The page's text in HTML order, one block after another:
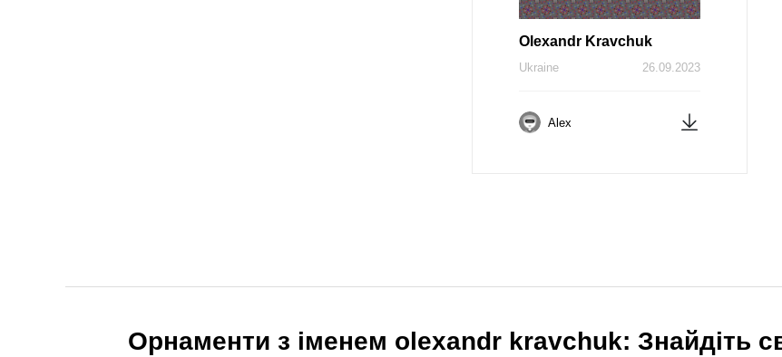
Olexandr Kravchuk
26.09.2023
Ukraine
Alex
Орнаменти з іменем olexandr kravchuk: Знайдіть